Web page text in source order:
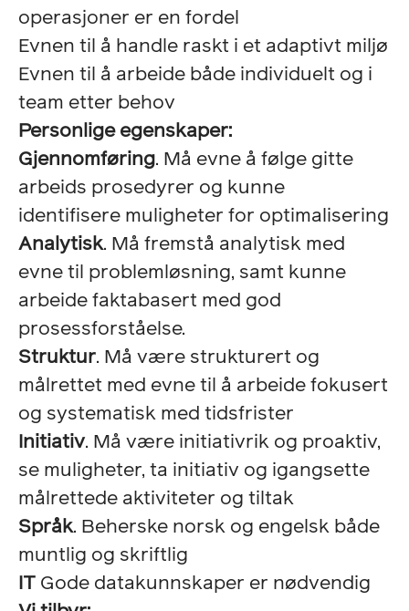
operasjoner er en fordel
Evnen til å handle raskt i et adaptivt miljø
Evnen til å arbeide både individuelt og i
team etter behov
Personlige egenskaper:
Gjennomføring. Må evne å følge gitte
arbeids prosedyrer og kunne
identifisere muligheter for optimalisering
Analytisk. Må fremstå analytisk med
evne til problemløsning, samt kunne
arbeide faktabasert med god
prosessforståelse.
Struktur. Må være strukturert og
målrettet med evne til å arbeide fokusert
og systematisk med tidsfrister
Initiativ. Må være initiativrik og proaktiv,
se muligheter, ta initiativ og igangsette
målrettede aktiviteter og tiltak
Språk. Beherske norsk og engelsk både
muntlig og skriftlig
IT Gode datakunnskaper er nødvendig